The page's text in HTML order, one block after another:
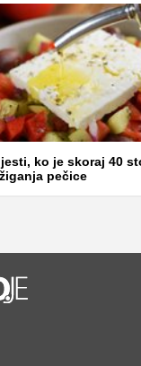
ko je skoraj 40
pečice